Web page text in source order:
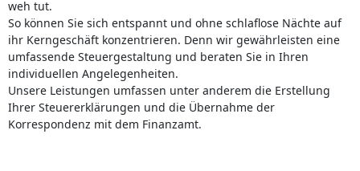
weh tut.
So können Sie sich entspannt und ohne schlaflose Nächte auf
ihr Kerngeschäft konzentrieren. Denn wir gewährleisten eine
umfassende Steuergestaltung und beraten Sie in Ihren
individuellen Angelegenheiten.
Unsere Leistungen umfassen unter anderem die Erstellung
Ihrer Steuererklärungen und die Übernahme der
Korrespondenz mit dem Finanzamt.